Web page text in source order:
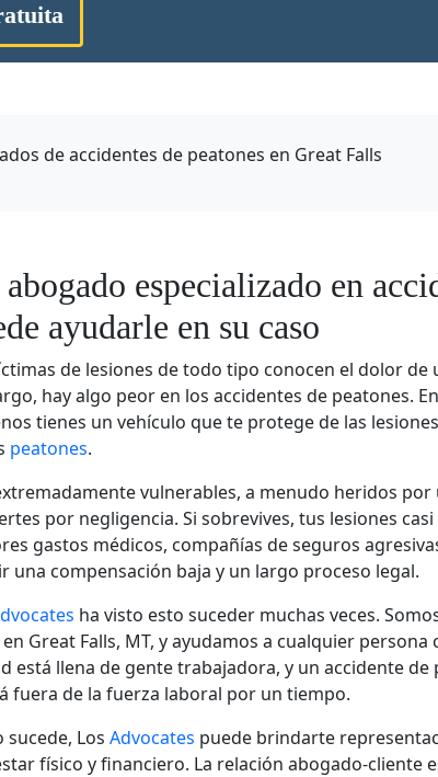
de accidentes de peatones en Great Falls
especializado en
ayudarle en su caso
de lesiones de todo tipo conocen el dolor de
hay algo peor en los accidentes de peatones.
tienes un vehículo que te protege de las
peatones.
vulnerables, a menudo heridos
por negligencia. Si sobrevives, tus lesiones
gastos médicos, compañías de seguros
una compensación baja y un largo proceso legal.
ha visto esto suceder muchas veces.
Great Falls, MT, y ayudamos a cualquier
está llena de gente trabajadora, y un accidente
fuera de la fuerza laboral por un tiempo.
sucede, Los Advocates puede brindarte
físico y financiero. La relación abogado-cliente